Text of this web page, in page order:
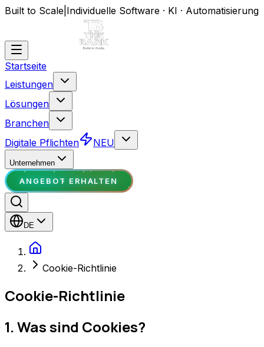
Built to Scale Individuelle Software · KI · Automatisierung
Startseite
Leistungen
Lösungen
Branchen
Digitale Pflichten
NEU
Unternehmen
ANGEBOT ERHALTEN
DE
Cookie-Richtlinie
Cookie-Richtlinie
1. Was sind Cookies?